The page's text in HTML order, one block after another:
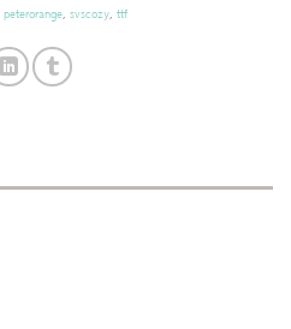
peterorange, svscozy, ttf